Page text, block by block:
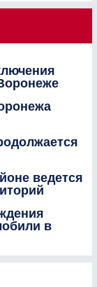
ведется
в